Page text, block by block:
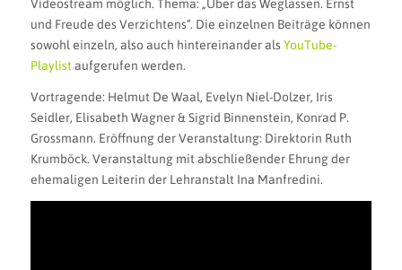
Videostream möglich. Thema: „Über das Weglassen. Ernst
und Freude des Verzichtens“. Die einzelnen Beiträge können
sowohl einzeln, also auch hintereinander als YouTube-
Playlist aufgerufen werden.
Vortragende: Helmut De Waal, Evelyn Niel-Dolzer, Iris
Seidler, Elisabeth Wagner & Sigrid Binnenstein, Konrad P.
Grossmann. Eröffnung der Veranstaltung: Direktorin Ruth
Krumböck. Veranstaltung mit abschließender Ehrung der
ehemaligen Leiterin der Lehranstalt Ina Manfredini.